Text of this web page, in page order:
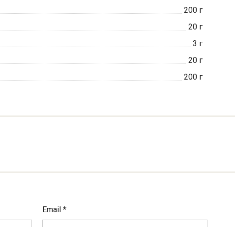
200г
20г
3 г
20г
200г
Email *